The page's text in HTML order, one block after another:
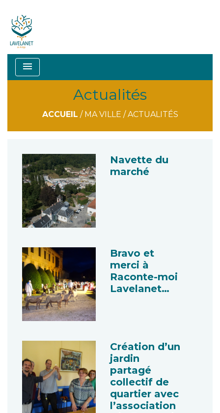
menu
Actualités
ACCUEIL / MA VILLE /ACTUALITÉS
Navette du
marché
Bravo et
merci à
Raconte-moi
Lavelanet…
Création d’un
jardin
partagé
collectif de
quartier avec
l’association